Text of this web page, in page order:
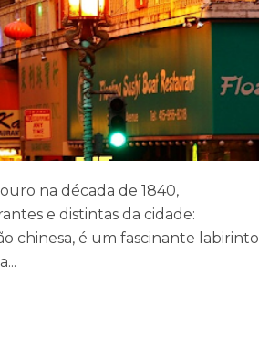
na década de 1840,
e distintas da cidade:
chinesa, é um fascinante labirinto